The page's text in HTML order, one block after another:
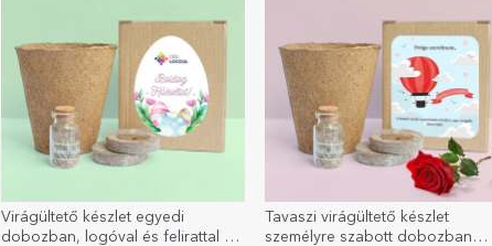
Virágültető készlet egyedi
dobozban, logóval és felirattal –
Tavaszi virágültető készlet
személyre szabott dobozban